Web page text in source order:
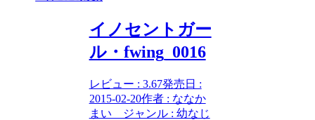
イノセントガー
ル・fwing_0016
レビュー : 3.67発売日 :
2015-02-20作者 : ななか
まい ジャンル : 幼なじ